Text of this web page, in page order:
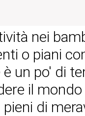
nei
o piani
un po' di
il
di